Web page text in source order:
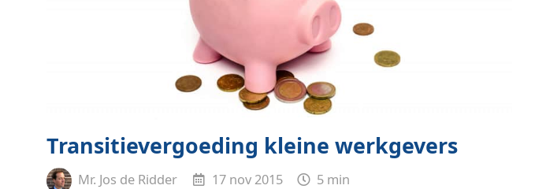
Transitievergoeding kleine werkgevers
Mr. Jos de Ridder 17 nov 2015 5 min